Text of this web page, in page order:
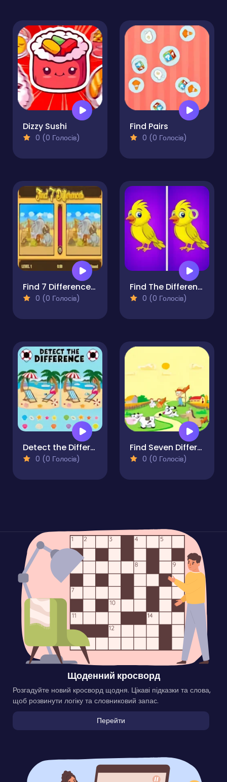
Dizzy Sushi
0 (0 Голосів)
Find Pairs
0 (0 Голосів)
Find 7 Differences Game
0 (0 Голосів)
Find The Differences - Find It
0 (0 Голосів)
Detect the Difference
0 (0 Голосів)
Find Seven Differences
0 (0 Голосів)
Щоденний кросворд
Розгадуйте новий кросворд щодня. Цікаві підказки та слова,
щоб розвинути логіку та словниковий запас.
Перейти